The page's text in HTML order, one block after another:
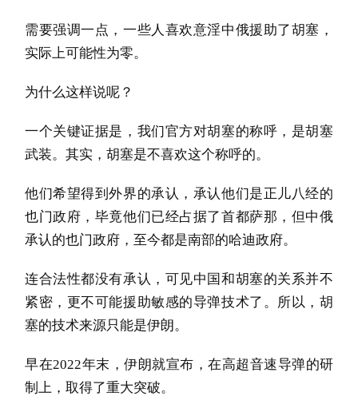
需要强调一点，一些人喜欢意淫中俄援助了胡塞，
实际上可能性为零。
为什么这样说呢？
一个关键证据是，我们官方对胡塞的称呼，是胡塞
武装。其实，胡塞是不喜欢这个称呼的。
他们希望得到外界的承认，承认他们是正儿八经的
也门政府，毕竟他们已经占据了首都萨那，但中俄
承认的也门政府，至今都是南部的哈迪政府。
连合法性都没有承认，可见中国和胡塞的关系并不
紧密，更不可能援助敏感的导弹技术了。所以，胡
塞的技术来源只能是伊朗。
早在2022年末，伊朗就宣布，在高超音速导弹的研
制上，取得了重大突破。